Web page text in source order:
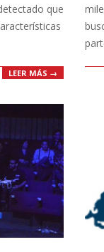
que
LEER MÁS →